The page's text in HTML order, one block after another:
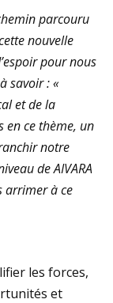
parcouru
nouvelle
pour nous
savoir : «
et de la
en ce thème, un
notre
de AIVARA
arrimer à ce
les forces,
et